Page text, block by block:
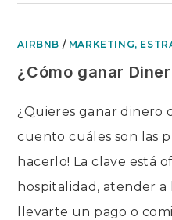
AIRBNB / MARKETING,
¿Cómo ganar
¿Quieres ganar dinero
cuento cuáles son las
hacerlo! La clave está
hospitalidad, atender a
llevarte un pago o